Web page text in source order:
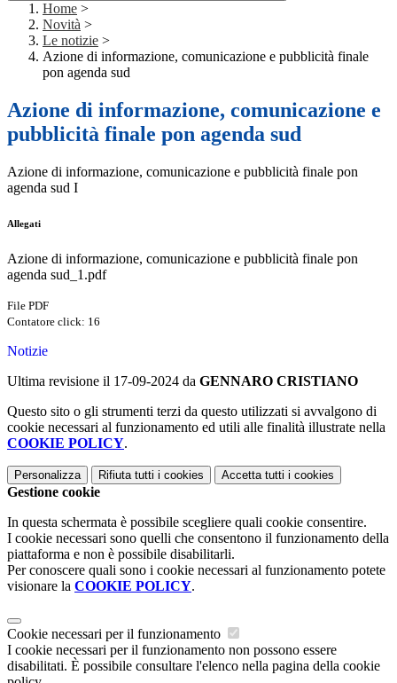
Home >
Novità >
Le notizie >
Azione di informazione, comunicazione e pubblicità finale
pon agenda sud
Azione di informazione, comunicazione e
pubblicità finale pon agenda sud
Azione di informazione, comunicazione e pubblicità finale pon
agenda sud I
Allegati
Azione di informazione, comunicazione e pubblicità finale pon
agenda sud_1.pdf
File PDF
Contatore click: 16
Notizie
Ultima revisione il 17-09-2024 da GENNARO CRISTIANO
Questo sito o gli strumenti terzi da questo utilizzati si avvalgono di
cookie necessari al funzionamento ed utili alle finalità illustrate nella
COOKIE POLICY.
Personalizza Rifiuta tutti i cookies Accetta tutti i cookies
Gestione cookie
In questa schermata è possibile scegliere quali cookie consentire.
I cookie necessari sono quelli che consentono il funzionamento della
piattaforma e non è possibile disabilitarli.
Per conoscere quali sono i cookie necessari al funzionamento potete
visionare la COOKIE POLICY.
Cookie necessari per il funzionamento
I cookie necessari per il funzionamento non possono essere
disabilitati. È possibile consultare l'elenco nella pagina della cookie